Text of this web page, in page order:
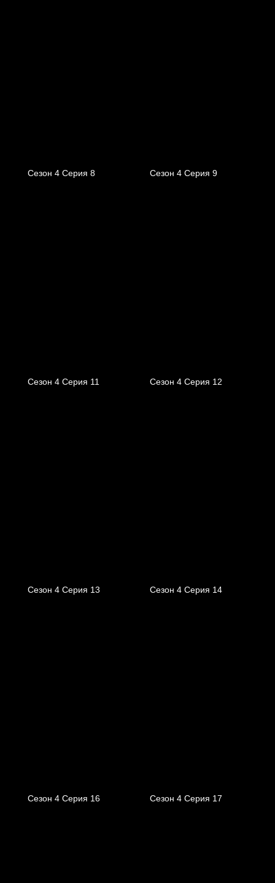
Сезон 4 Серия 8 Сезон 4 Серия 9
Сезон 4 Серия 11 Сезон 4 Серия 12
Сезон 4 Серия 13 Сезон 4 Серия 14
Сезон 4 Серия 16 Сезон 4 Серия 17